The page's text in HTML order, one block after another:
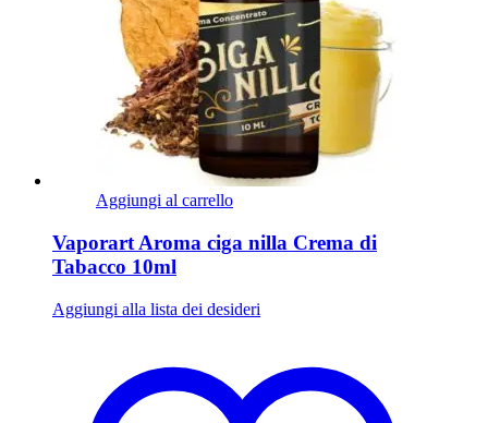
Aggiungi al carrello
Vaporart Aroma ciga nilla Crema di
Tabacco 10ml
Aggiungi alla lista dei desideri